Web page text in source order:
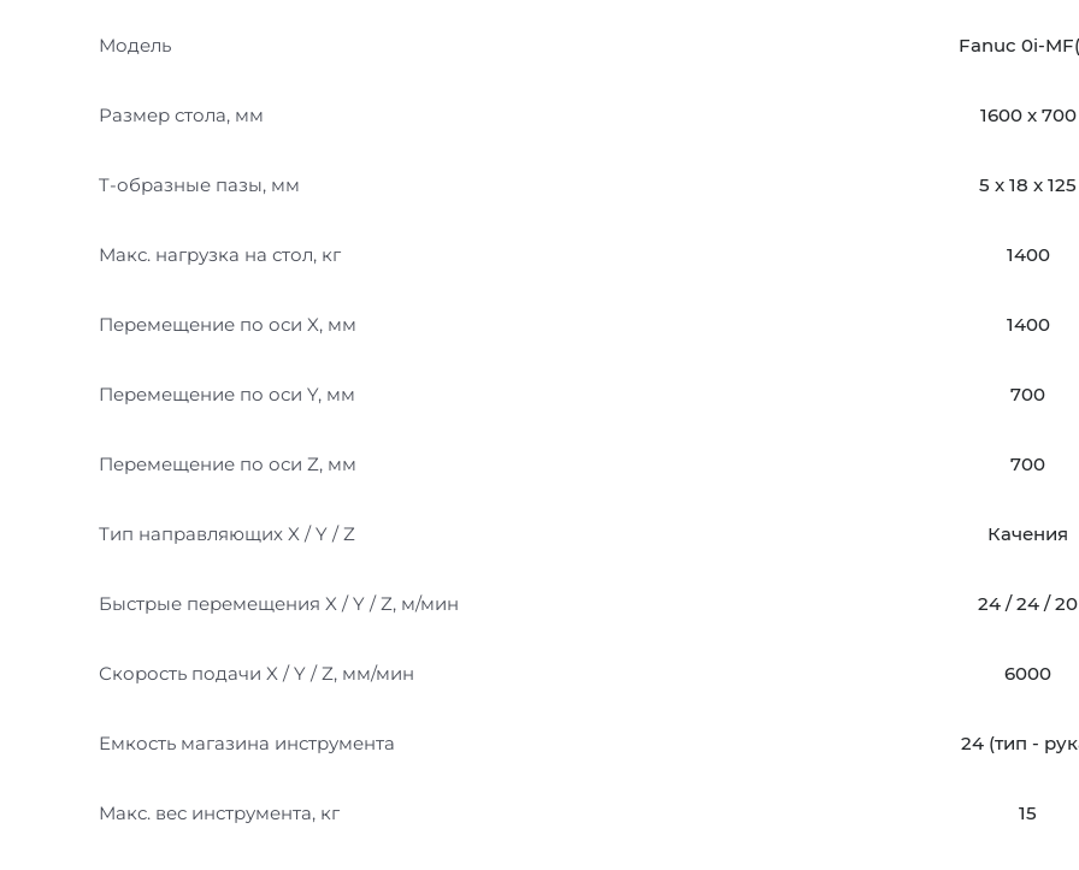
Модель Fanuc 0i-
Размер стола, мм 1600 x 700
T-образные пазы, мм 5 x 18 x 125
Макс. нагрузка на стол, кг 1400
Перемещение по оси X, мм 1400
Перемещение по оси Y, мм 700
Перемещение по оси Z, мм 700
Тип направляющих X / Y / Z Качения
Быстрые перемещения X / Y / Z, м/мин 24 / 24 / 20
Скорость подачи X / Y / Z, мм/мин 6000
Емкость магазина инструмента 24 (тип -
Макс. вес инструмента, кг 15